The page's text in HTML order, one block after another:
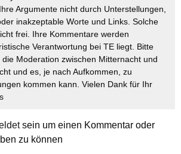
Argumente nicht durch Unterstellungen,
inakzeptable Worte und Links. Solche
frei. Ihre Kommentare werden
Verantwortung bei TE liegt. Bitte
Moderation zwischen Mitternacht und
und es, je nach Aufkommen, zu
kommen kann. Vielen Dank für Ihr
sein um einen Kommentar oder
zu können